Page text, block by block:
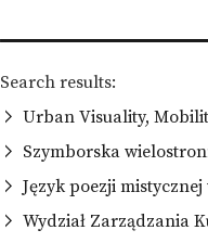
Search results
Urban Visuality,
Szymborska
Język poezji
Wydział Zarządzania